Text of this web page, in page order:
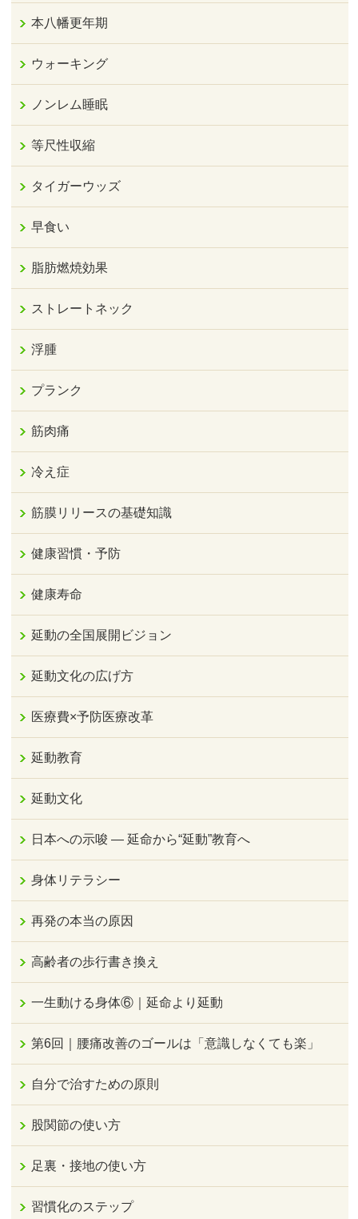
本八幡更年期
ウォーキング
ノンレム睡眠
等尺性収縮
タイガーウッズ
早食い
脂肪燃焼効果
ストレートネック
浮腫
プランク
筋肉痛
冷え症
筋膜リリースの基礎知識
健康習慣・予防
健康寿命
延動の全国展開ビジョン
延動文化の広げ方
医療費×予防医療改革
延動教育
延動文化
日本への示唆 ― 延命から“延動”教育へ
身体リテラシー
再発の本当の原因
高齢者の歩行書き換え
一生動ける身体⑥｜延命より延動
第6回｜腰痛改善のゴールは「意識しなくても楽」
自分で治すための原則
股関節の使い方
足裏・接地の使い方
習慣化のステップ